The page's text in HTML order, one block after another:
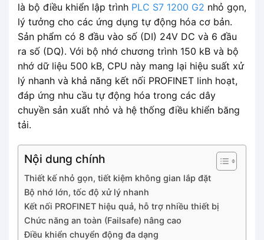
là bộ điều khiển lập trình PLC S7 1200 G2 nhỏ gọn,
lý tưởng cho các ứng dụng tự động hóa cơ bản.
Sản phẩm có 8 đầu vào số (DI) 24V DC và 6 đầu
ra số (DQ). Với bộ nhớ chương trình 150 kB và bộ
nhớ dữ liệu 500 kB, CPU này mang lại hiệu suất xử
lý nhanh và khả năng kết nối PROFINET linh hoạt,
đáp ứng nhu cầu tự động hóa trong các dây
chuyền sản xuất nhỏ và hệ thống điều khiển băng
tải.
Nội dung chính
Thiết kế nhỏ gọn, tiết kiệm không gian lắp đặt
Bộ nhớ lớn, tốc độ xử lý nhanh
Kết nối PROFINET hiệu quả, hỗ trợ nhiều thiết bị
Chức năng an toàn (Failsafe) nâng cao
Điều khiển chuyển động đa dạng